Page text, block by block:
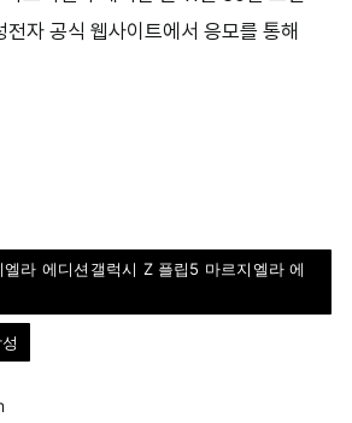
자 공식 웹사이트에서 응모를 통해
라 에디션갤럭시 Z 플립5 마르지엘라 에